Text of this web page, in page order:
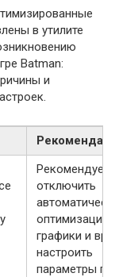
в утилите
Batman:
и
отключить
оптимизацию
графики и
настроить
параметры